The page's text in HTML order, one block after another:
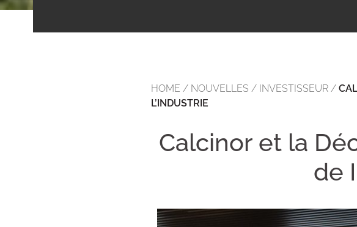
HOME / NOUVELLES / INVESTISSEUR/
L’INDUSTRIE
Calcinor et la
de